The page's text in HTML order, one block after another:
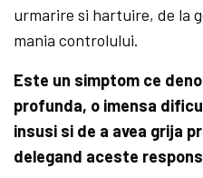
urmarire si hartuire, de la
mania controlului.
Este un simptom ce
profunda, o imensa
insusi si de a avea grija
delegand aceste